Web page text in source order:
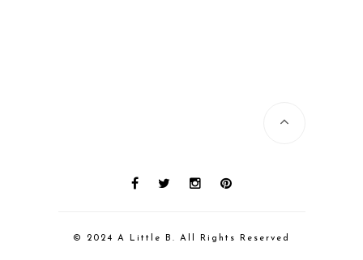
© 2024 A Little B. All Rights Reserved